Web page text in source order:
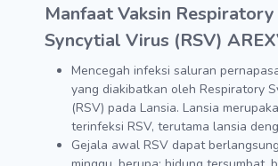
Manfaat Vaksin Respiratory
Syncytial Virus (RSV)
Mencegah infeksi saluran
yang diakibatkan oleh Respiratory
(RSV) pada Lansia. Lansia
terinfeksi RSV, terutama lansia
Gejala awal RSV dapat